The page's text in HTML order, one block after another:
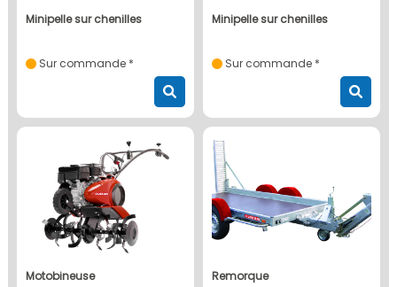
minipelle sur chenilles
Sur commande *
minipelle sur chenilles
Sur commande *
motobineuse remorque